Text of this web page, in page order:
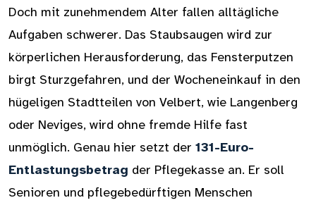
Doch mit zunehmendem Alter fallen alltägliche
Aufgaben schwerer. Das Staubsaugen wird zur
körperlichen Herausforderung, das Fensterputzen
birgt Sturzgefahren, und der Wocheneinkauf in den
hügeligen Stadtteilen von Velbert, wie Langenberg
oder Neviges, wird ohne fremde Hilfe fast
unmöglich. Genau hier setzt der 131-Euro-
Entlastungsbetrag der Pflegekasse an. Er soll
Senioren und pflegebedürftigen Menschen